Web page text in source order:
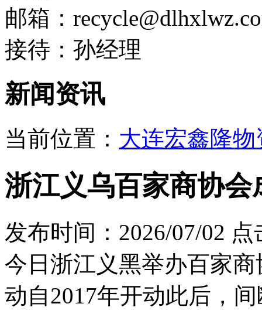
邮箱：
接待： 孙经理
新闻资讯
当前位置： 大连宏鑫隆
浙江义乌百家商协
发布时间：2026/07/02 点
今日浙江义黑举办百家
动自2017年开动此后，